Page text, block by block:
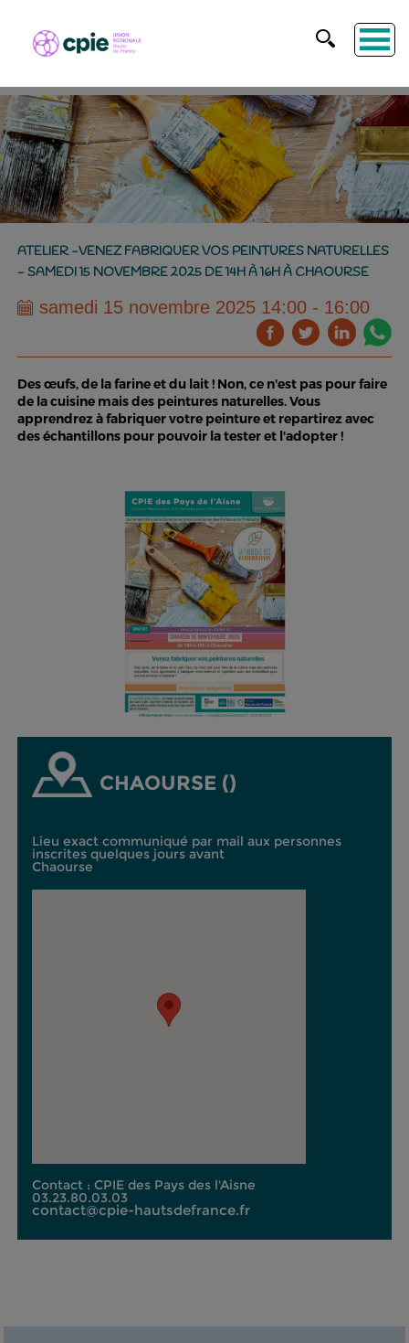
ATELIER -VENEZ FABRIQUER VOS PEINTURES NATURELLES
- SAMEDI 15 NOVEMBRE 2025 DE 14H À 16H À CHAOURSE
samedi 15 novembre 2025 14:00 - 16:00
Des œufs, de la farine et du lait ! Non, ce n'est pas pour faire
de la cuisine mais des peintures naturelles. Vous
apprendrez à fabriquer votre peinture et repartirez avec
des échantillons pour pouvoir la tester et l'adopter !
CHAOURSE ()
Lieu exact communiqué par mail aux personnes
inscrites quelques jours avant
Chaourse
Contact : CPIE des Pays des l'Aisne
03.23.80.03.03
contact@cpie-hautsdefrance.fr